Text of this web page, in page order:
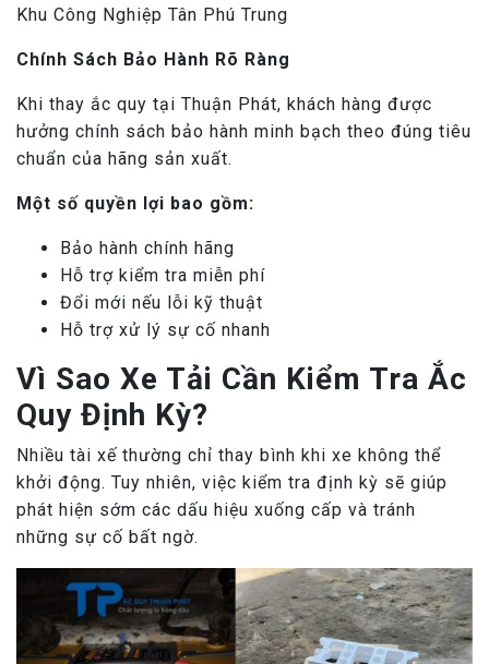
Khu Công Nghiệp Tân Phú Trung
Chính Sách Bảo Hành Rõ Ràng
Khi thay ắc quy tại Thuận Phát, khách hàng được
hưởng chính sách bảo hành minh bạch theo đúng tiêu
chuẩn của hãng sản xuất.
Một số quyền lợi bao gồm:
Bảo hành chính hãng
Hỗ trợ kiểm tra miễn phí
Đổi mới nếu lỗi kỹ thuật
Hỗ trợ xử lý sự cố nhanh
Vì Sao Xe Tải Cần Kiểm Tra Ắc
Quy Định Kỳ?
Nhiều tài xế thường chỉ thay bình khi xe không thể
khởi động. Tuy nhiên, việc kiểm tra định kỳ sẽ giúp
phát hiện sớm các dấu hiệu xuống cấp và tránh
những sự cố bất ngờ.